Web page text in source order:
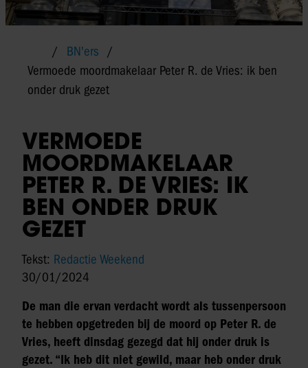
BN'ers
Vermoede moordmakelaar Peter R. de Vries: ik ben
onder druk gezet
VERMOEDE
MOORDMAKELAAR
PETER R. DE VRIES: IK
BEN ONDER DRUK
GEZET
Tekst: Redactie Weekend
30/01/2024
De man die ervan verdacht wordt als tussenpersoon
te hebben opgetreden bij de moord op Peter R. de
Vries, heeft dinsdag gezegd dat hij onder druk is
gezet. “Ik heb dit niet gewild, maar heb onder druk